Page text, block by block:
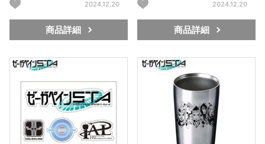
2024.12.20
商品詳細
2024.12.20
商品詳細